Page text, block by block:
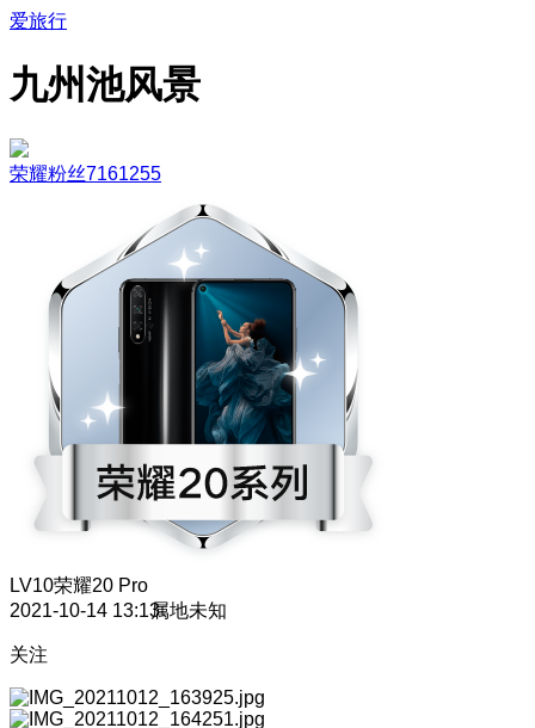
爱旅行
九州池风景
荣耀粉丝7161255
LV10荣耀20 Pro
2021-10-14 13:13属地未知
关注